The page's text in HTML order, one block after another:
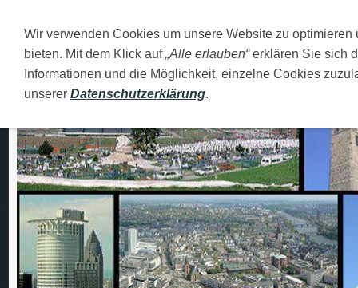
DEUTSCH O MENI FAMILIJA MOJI GRADOVI
Wir verwenden Cookies um unsere Website zu
bieten. Mit dem Klick auf„Alle erlauben“erklären Sie sich
Informationen und die Möglichkeit, einzelne Cookies
unserer Datenschutzerklärung.